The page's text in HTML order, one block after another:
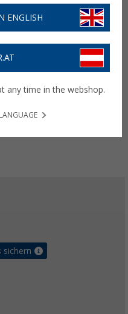
sichern
ENGLISH
any time in the webshop.